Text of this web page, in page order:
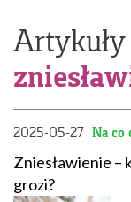
2025-05-27 Na co
Zniesławienie –
grozi?